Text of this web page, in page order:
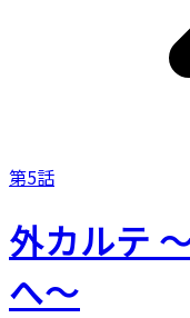
第5話
外カルテ
へ～